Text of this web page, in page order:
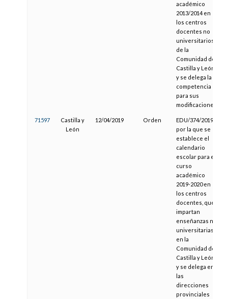
académico
2013/2014 en
los centros
docentes no
universitarios
de la
Comunidad de
Castilla y León
y se delega la
competencia
para sus
modificaciones
71597
Castilla y
León
12/04/2019 Orden
EDU/374/2019,
por la que se
establece el
calendario
escolar para el
curso
académico
2019-2020 en
los centros
docentes, que
impartan
enseñanzas no
universitarias
en la
Comunidad de
Castilla y León,
y se delega en
las
direcciones
provinciales